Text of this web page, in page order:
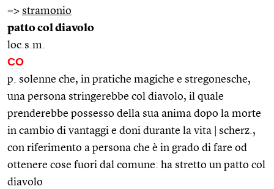
=> stramonio
patto col diavolo
loc.s.m.
CO
p. solenne che, in pratiche magiche e stregonesche,
una persona stringerebbe col diavolo, il quale
prenderebbe possesso della sua anima dopo la morte
in cambio di vantaggi e doni durante la vita | scherz.,
con riferimento a persona che è in grado di fare od
ottenere cose fuori dal comune: ha stretto un patto col
diavolo